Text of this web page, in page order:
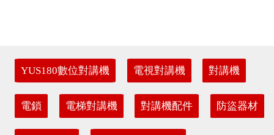
YUS180數位對講機 電視對講機 對講機
電鎖 電梯對講機 對講機配件 防盜器材